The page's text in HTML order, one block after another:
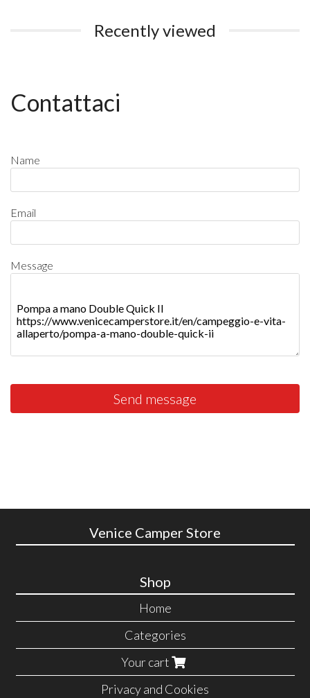
Recently viewed
Contattaci
Name
Email
Message
Send message
Venice Camper Store
Shop
Home
Categories
Your cart
Privacy and Cookies